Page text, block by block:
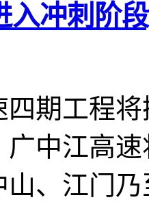
入冲刺阶
四期工程
广中江高
山、江门